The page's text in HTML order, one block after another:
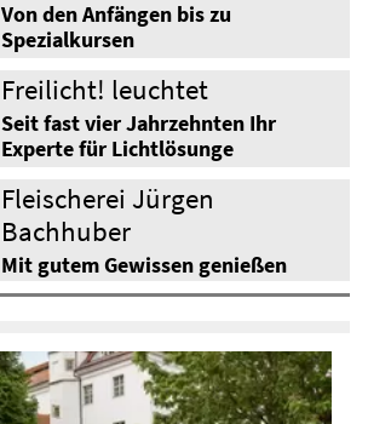
Von den Anfängen bis zu
Spezialkursen
Freilicht! leuchtet
Seit fast vier Jahrzehnten Ihr
Experte für Lichtlösunge
Fleischerei Jürgen
Bachhuber
Mit gutem Gewissen genießen